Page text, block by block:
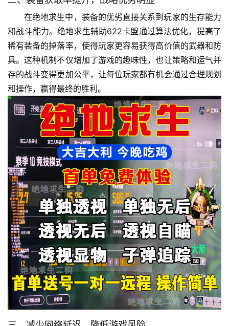
在绝地求生中，装备的优劣直接关系到玩家的生存能力
和战斗能力。绝地求生辅助622卡盟通过算法优化，提高了
稀有装备的掉落率，使得玩家更容易获得高价值的武器和防
具。这种机制不仅增加了游戏的趣味性，也让策略和运气并
存的战斗变得更加公平，让每位玩家都有机会通过合理规划
和操作，赢得最终的胜利。